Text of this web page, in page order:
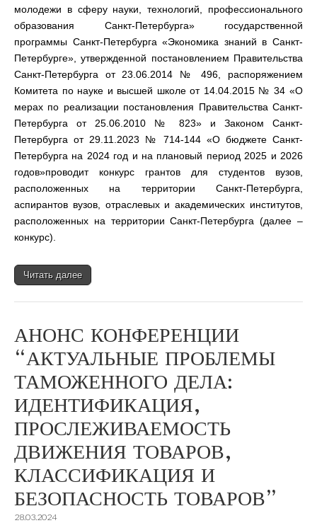
молодежи в сферу науки, технологий, профессионального
образования Санкт-Петербурга» государственной
программы Санкт-Петербурга «Экономика знаний в Санкт-
Петербурге», утвержденной постановлением Правительства
Санкт-Петербурга от 23.06.2014 № 496, распоряжением
Комитета по науке и высшей школе от 14.04.2015 № 34 «О
мерах по реализации постановления Правительства Санкт-
Петербурга от 25.06.2010 № 823» и Законом Санкт-
Петербурга от 29.11.2023 № 714-144 «О бюджете Санкт-
Петербурга на 2024 год и на плановый период 2025 и 2026
годов»проводит конкурс грантов для студентов вузов,
расположенных на территории Санкт-Петербурга,
аспирантов вузов, отраслевых и академических институтов,
расположенных на территории Санкт-Петербурга (далее –
конкурс).
Читать далее
АНОНС КОНФЕРЕНЦИИ
“АКТУАЛЬНЫЕ ПРОБЛЕМЫ
ТАМОЖЕННОГО ДЕЛА:
ИДЕНТИФИКАЦИЯ,
ПРОСЛЕЖИВАЕМОСТЬ
ДВИЖЕНИЯ ТОВАРОВ,
КЛАССИФИКАЦИЯ И
БЕЗОПАСНОСТЬ ТОВАРОВ”
28.03.2024